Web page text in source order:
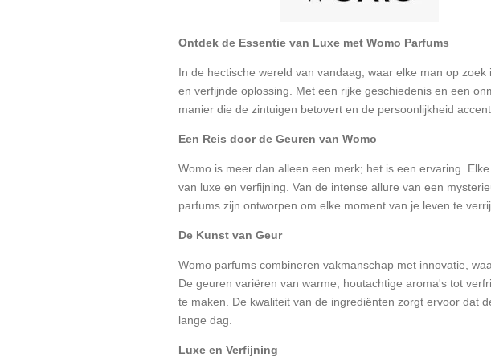
Ontdek de Essentie van Luxe met Womo Parfums
In de hectische wereld van vandaag, waar elke man op
en verfijnde oplossing. Met een rijke geschiedenis en een
manier die de zintuigen betovert en de persoonlijkheid
Een Reis door de Geuren van Womo
Womo is meer dan alleen een merk; het is een ervaring.
van luxe en verfijning. Van de intense allure van een
parfums zijn ontworpen om elke moment van je leven te
De Kunst van Geur
Womo parfums combineren vakmanschap met innovatie,
De geuren variëren van warme, houtachtige aroma's tot
te maken. De kwaliteit van de ingrediënten zorgt ervoor dat
lange dag.
Luxe en Verfijning